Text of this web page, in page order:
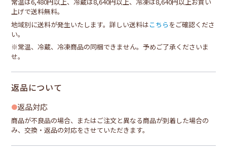
上げで送料無料。
地域別に送料が発生いたします。詳しい送料はこちら をご確認くださ
い。
※常温、冷蔵、冷凍商品の同梱できません。予めご了承くださいま
せ。
返品について
返品対応
商品が不良品の場合、またはご注文と異なる商品が到着した場合の
み、交換・返品の対応をさせていただきます。